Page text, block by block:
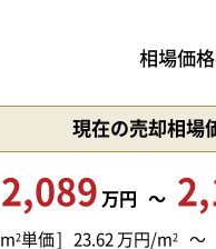
相場価格
現在の売却相場
2,089 万円
m2単価 23.62 万円/m2